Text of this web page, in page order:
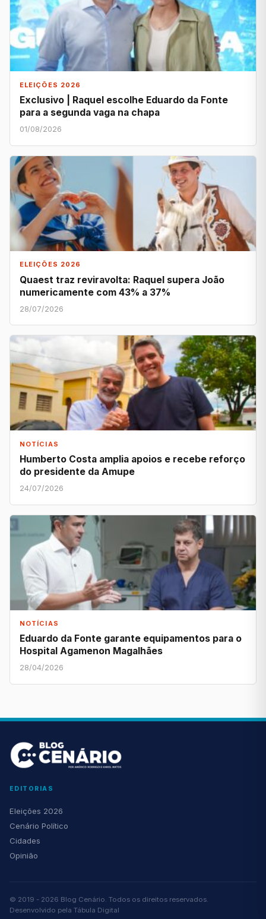
ELEIÇÕES 2026
Exclusivo | Raquel escolhe Eduardo da Fonte
para a segunda vaga na chapa
01/08/2026
ELEIÇÕES 2026
Quaest traz reviravolta: Raquel supera João
numericamente com 43% a 37%
28/07/2026
NOTÍCIAS
Humberto Costa amplia apoios e recebe reforço
do presidente da Amupe
24/07/2026
NOTÍCIAS
Eduardo da Fonte garante equipamentos para o
Hospital Agamenon Magalhães
28/04/2026
EDITORIAS
Eleições 2026
Cenário Político
Cidades
Opinião
© 2019 - 2026 Blog Cenário. Todos os direitos reservados.
Desenvolvido pela Tábula Digital